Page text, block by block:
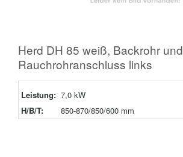
Herd DH 85 weiß, Backrohr und
Rauchrohranschluss links
Leistung: 7,0 kW
H/B/T:
850-870/850/600 mm